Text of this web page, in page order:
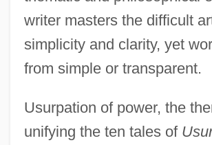
writer masters the difficult
simplicity and clarity, yet
from simple or transparent.
Usurpation of power, the
unifying the ten tales of